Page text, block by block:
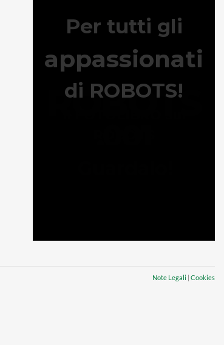
Note Legali | Cookies